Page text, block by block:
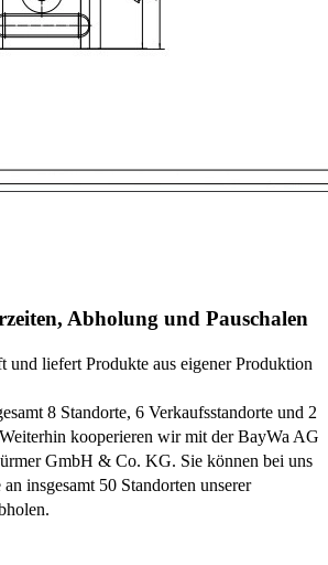
Abholung und Pauschalen
und liefert Produkte aus eigener Produktion
8 Standorte, 6 Verkaufsstandorte und 2
kooperieren wir mit der BayWa AG
GmbH & Co. KG. Sie können bei uns
insgesamt 50 Standorten unserer